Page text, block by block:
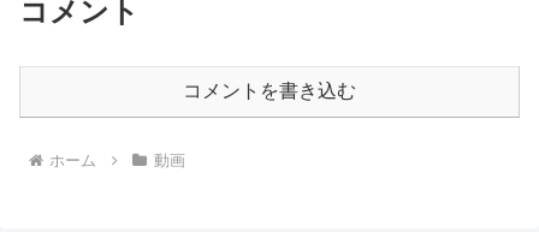
コメント
コメントを書き込む
ホーム 動画